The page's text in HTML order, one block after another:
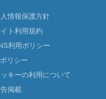
情報保護方針
ト利用規約
利用ポリシー
リシー
キーの利用について
掲載